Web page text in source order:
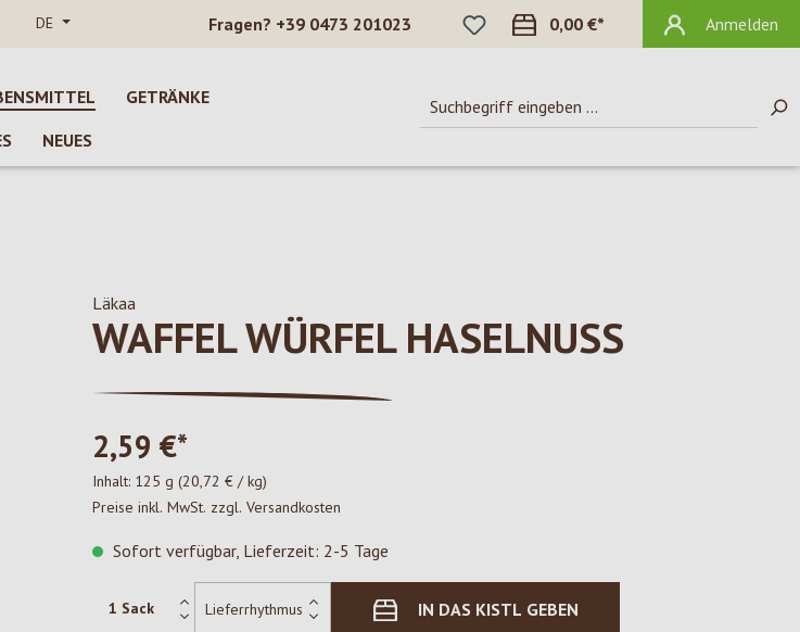
DE Fragen? +39 0473 201023
DU HAST 0 PRODUKTE AUF DEM
0,00 €* Anmelden
GETRÄNKE
NEUES
Läkaa
WAFFEL WÜRFEL HASELNUSS
2,59 €*
Inhalt: 125 g (20,72 € / kg)
Preise inkl. MwSt. zzgl. Versandkosten
Sofort verfügbar, Lieferzeit: 2-5 Tage
IN DAS KISTL GEBEN